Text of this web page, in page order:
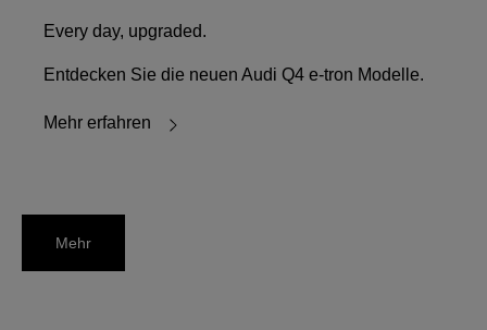
Every day, upgraded.
Entdecken Sie die neuen Audi Q4 e-tron Modelle.
Mehr erfahren
Mehr